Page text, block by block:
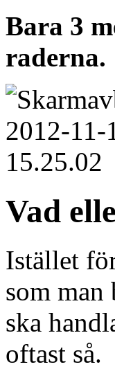
Bara 3
raderna.
Vad
Istället
som
ska
oftast så.